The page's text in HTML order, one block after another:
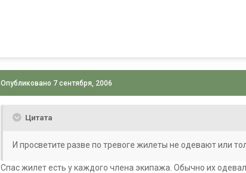
Опубликовано 7 сентября, 2006
Цитата
И просветите разве по тревоге жилеты не одевают или
Спас жилет есть у каждого члена экипажа. Обычно их